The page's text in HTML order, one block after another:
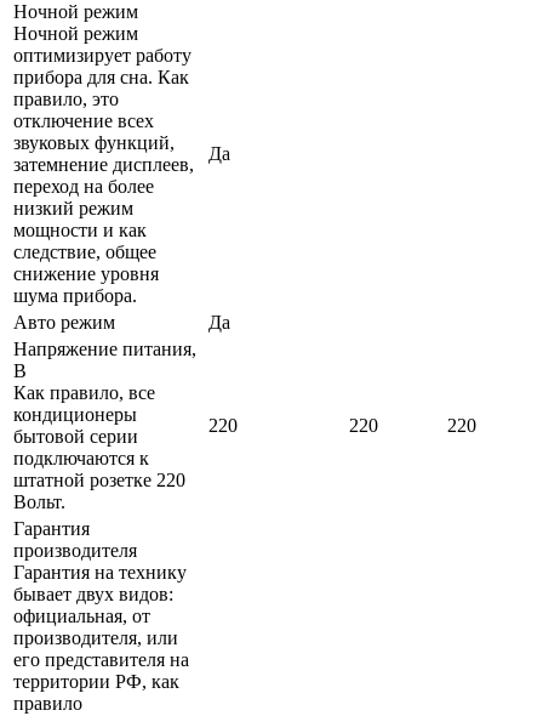
Ночной режим
Ночной режим
оптимизирует работу
прибора для сна. Как
правило, это
отключение всех
звуковых функций,
затемнение дисплеев,
переход на более
низкий режим
мощности и как
следствие, общее
снижение уровня
шума прибора.
Да
Авто режим
Да
Напряжение питания,
В
Как правило, все
кондиционеры
бытовой серии
подключаются к
штатной розетке 220
Вольт.
220 220 220
Гарантия
производителя
Гарантия на технику
бывает двух видов:
официальная, от
производителя, или
его представителя на
территории РФ, как
правило